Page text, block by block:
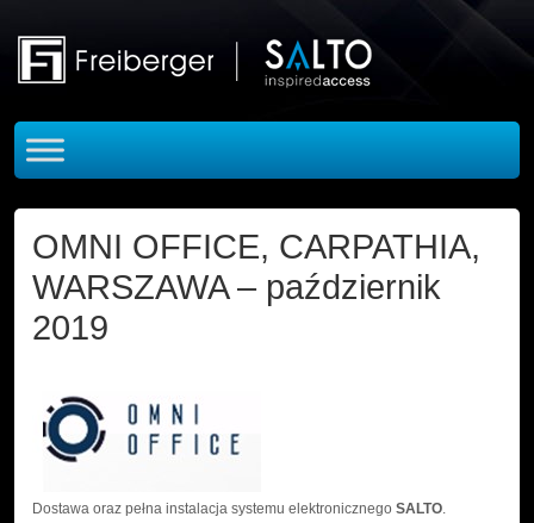
OMNI OFFICE, CARPATHIA,
WARSZAWA – październik
2019
Dostawa oraz pełna instalacja systemu elektronicznego SALTO